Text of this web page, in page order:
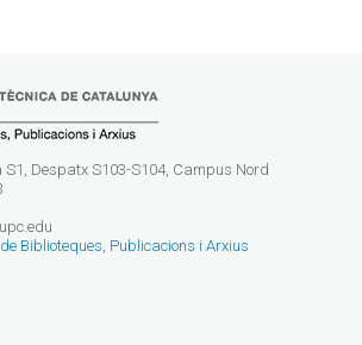
S1, Despatx S103-S104, Campus Nord
upc.edu
Biblioteques, Publicacions i Arxius